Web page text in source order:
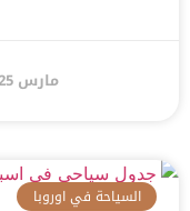
مارس 25, 2026
السياحة في اوروبا